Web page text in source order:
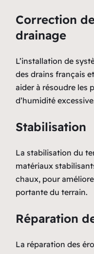
Correction
drainage
L’installation de
des drains français
aider à résoudre les
d’humidité
Stabilisation
La stabilisation du
matériaux
chaux, pour
portante du terrain.
Réparation
La réparation des